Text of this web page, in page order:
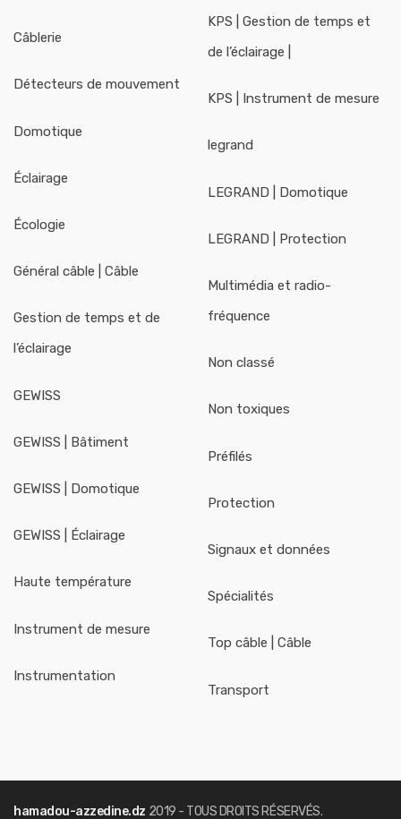
Câblerie
Détecteurs de mouvement
Domotique
Éclairage
Écologie
Général câble | Câble
Gestion de temps et de
l’éclairage
GEWISS
GEWISS | Bâtiment
GEWISS | Domotique
GEWISS | Éclairage
Haute température
Instrument de mesure
Instrumentation
KPS | Gestion de temps et
de l’éclairage |
KPS | Instrument de mesure
legrand
LEGRAND | Domotique
LEGRAND | Protection
Multimédia et radio-
fréquence
Non classé
Non toxiques
Préfilés
Protection
Signaux et données
Spécialités
Top câble | Câble
Transport
hamadou-azzedine.dz 2019 - TOUS DROITS RÉSERVÉS.